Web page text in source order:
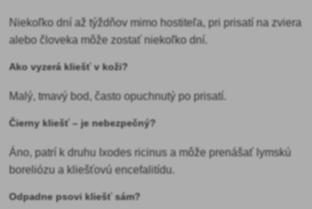
Niekoľko dní až týždňov mimo hostiteľa, pri prisatí na zviera
alebo človeka môže zostať niekoľko dní.
Ako vyzerá kliešť v koži?
Malý, tmavý bod, často opuchnutý po prisatí.
Čierny kliešť – je nebezpečný?
Áno, patrí k druhu Ixodes ricinus a môže prenášať lymskú
boreliózu a kliešťovú encefalitídu.
Odpadne psovi kliešť sám?